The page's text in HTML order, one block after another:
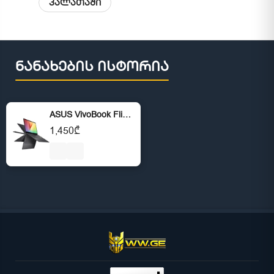
კალათაში
ნანახების ისტორია
ASUS VivoBook Flip 14
1,450₾